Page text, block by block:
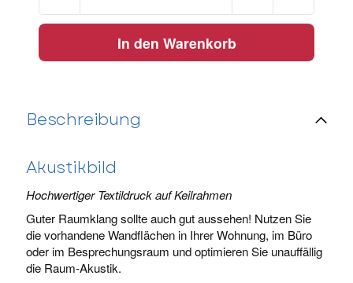
In den Warenkorb
Beschreibung
Akustikbild
Hochwertiger Textildruck auf Keilrahmen
Guter Raumklang sollte auch gut aussehen! Nutzen Sie
die vorhandene Wandflächen in Ihrer Wohnung, im Büro
oder im Besprechungsraum und optimieren Sie unauffällig
die Raum-Akustik.